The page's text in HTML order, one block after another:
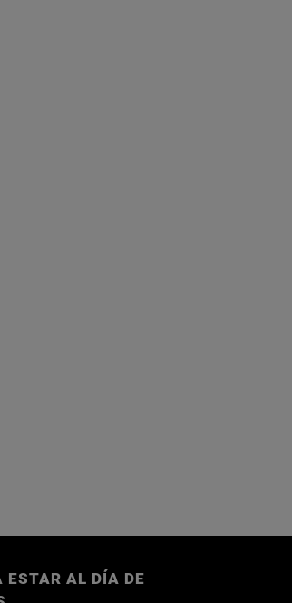
ESTAR AL DÍA DE